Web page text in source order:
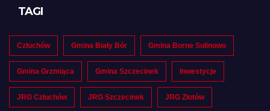
TAGI
Człuchów Gmina Biały Bór Gmina Borne Sulinowo
Gmina Grzmiąca Gmina Szczecinek Inwestycje
JRG Człuchów JRG Szczecinek JRG Złotów